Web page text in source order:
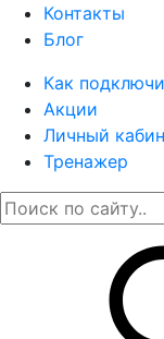
Контакты
Блог
Как
Акции
Личный
Тренажер